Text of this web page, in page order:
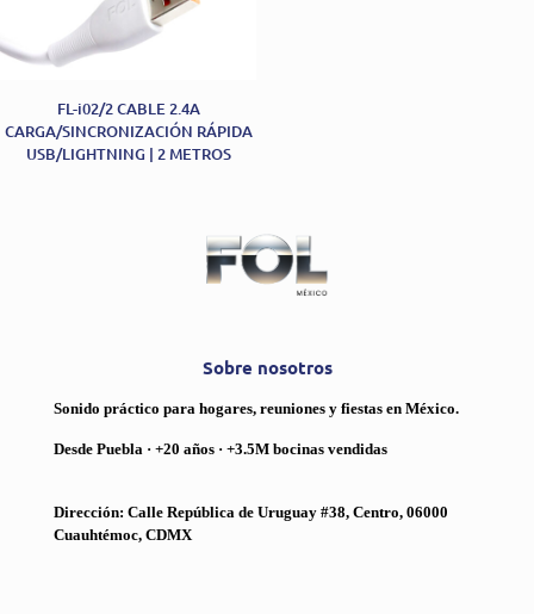
FL-i02/2 CABLE 2.4A
CARGA/SINCRONIZACIÓN RÁPIDA
USB/LIGHTNING | 2 METROS
Sobre nosotros
Sonido práctico para hogares, reuniones y fiestas en México.
Desde Puebla · +20 años · +3.5M bocinas vendidas
Dirección: Calle República de Uruguay #38, Centro, 06000
Cuauhtémoc, CDMX